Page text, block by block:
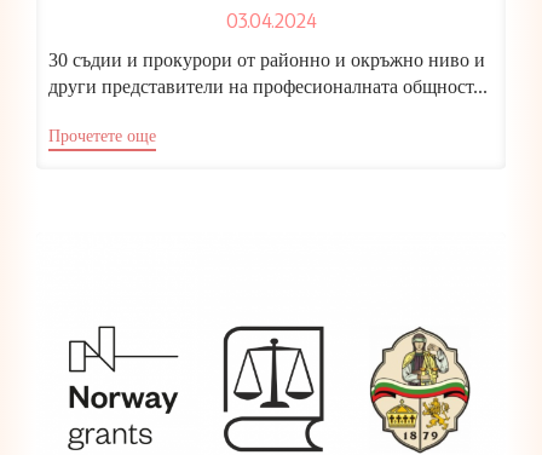
03.04.2024
30 съдии и прокурори от районно и окръжно ниво и
други представители на професионалната общност...
Прочетете още